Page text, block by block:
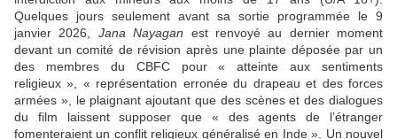
Quelques jours seulement avant sa sortie programmée le 9
janvier 2026, Jana Nayagan est renvoyé au dernier moment
devant un comité de révision après une plainte déposée par un
des membres du CBFC pour « atteinte aux sentiments
religieux », « représentation erronée du drapeau et des forces
armées », le plaignant ajoutant que des scènes et des dialogues
du film laissent supposer que « des agents de l’étranger
fomenteraient un conflit religieux généralisé en Inde ». Un nouvel